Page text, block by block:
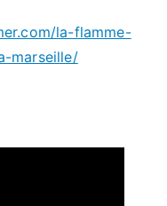
la-flamme-
marseille/